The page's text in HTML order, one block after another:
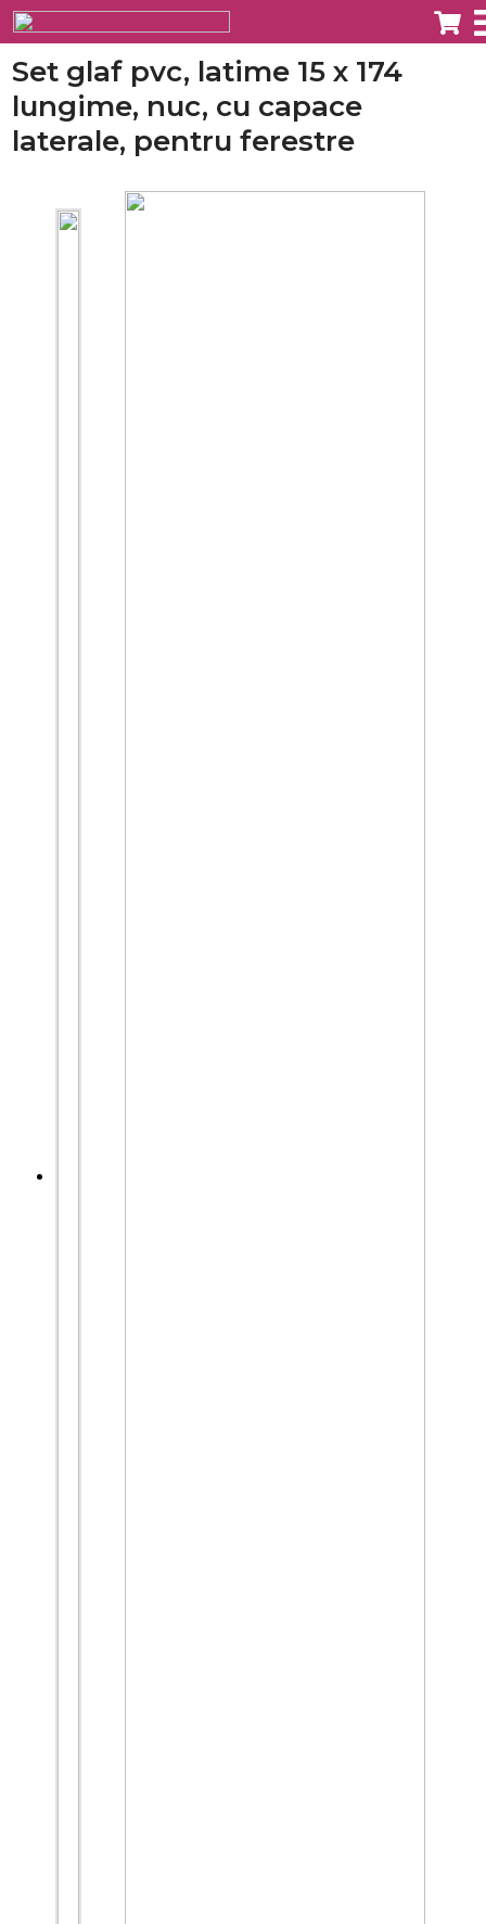
Set glaf pvc, latime 15 x 174
lungime, nuc, cu capace
laterale, pentru ferestre